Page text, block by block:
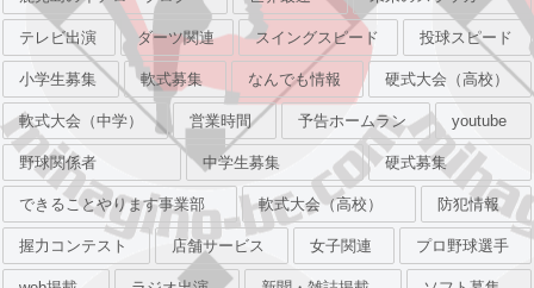
テレビ出演 ダーツ関連 スイングスピード 投球スピード
小学生募集 軟式募集 なんでも情報 硬式大会（高校）
軟式大会（中学） 営業時間 予告ホームラン youtube
野球関係者 中学生募集 硬式募集
できることやります事業部 軟式大会（高校） 防犯情報
握力コンテスト 店舗サービス 女子関連 プロ野球選手